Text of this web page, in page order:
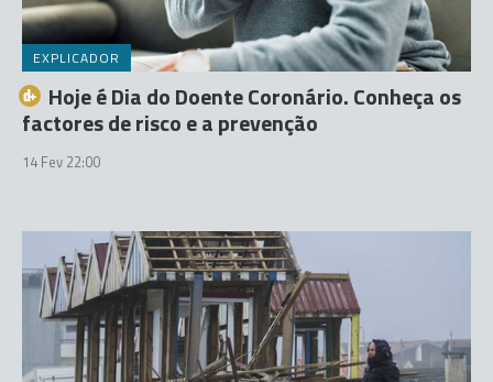
EXPLICADOR
Hoje é Dia do Doente Coronário. Conheça os
factores de risco e a prevenção
14 Fev 22:00